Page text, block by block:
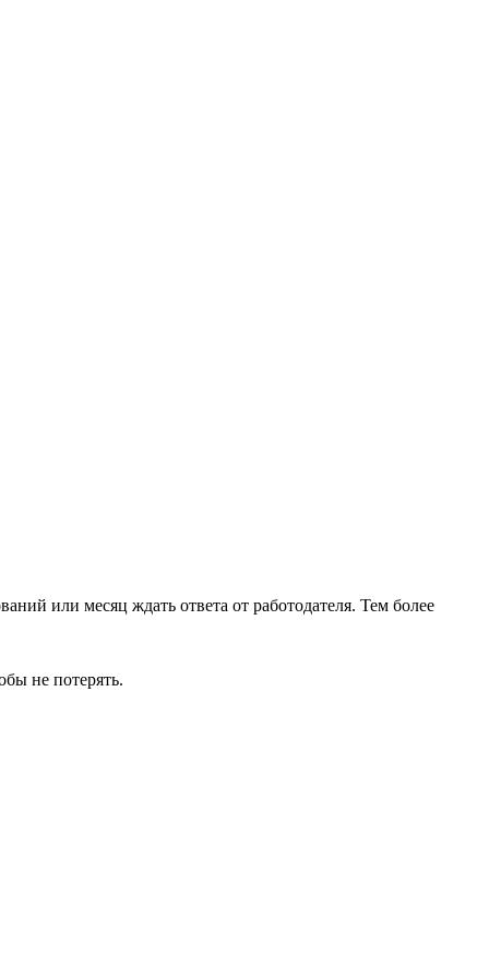
или месяц ждать ответа от работодателя. Тем более
не потерять.